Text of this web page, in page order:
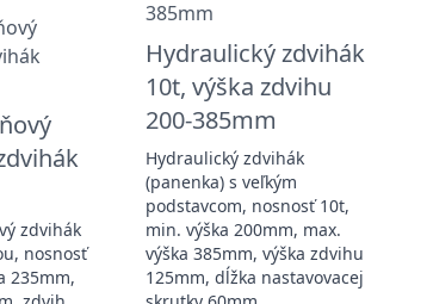
zdvihák
nosnosť
235mm,
Hydraulický zdvihák
10t, výška zdvihu
200-385mm
Hydraulický zdvihák
(panenka) s veľkým
podstavcom, nosnosť 10t,
min. výška 200mm, max.
výška 385mm, výška zdvihu
125mm, dĺžka nastavovacej